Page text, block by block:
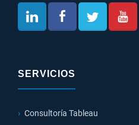
SERVICIOS
Consultoría Tableau